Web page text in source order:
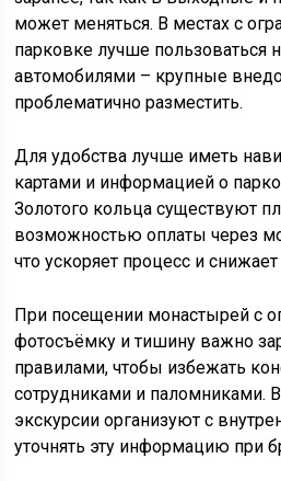
может меняться. В местах с
парковке лучше пользоваться
автомобилями – крупные
проблематично разместить.
Для удобства лучше иметь
картами и информацией о
Золотого кольца существуют
возможностью оплаты через
что ускоряет процесс и
При посещении монастырей с
фотосъёмку и тишину важно
правилами, чтобы избежать
сотрудниками и паломниками.
экскурсии организуют с
уточнять эту информацию при